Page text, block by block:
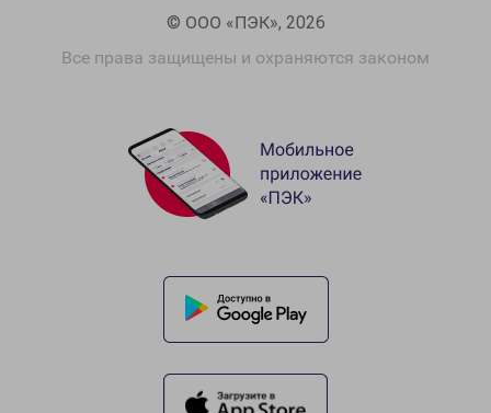
© ООО «ПЭК», 2026
Все права защищены и охраняются законом